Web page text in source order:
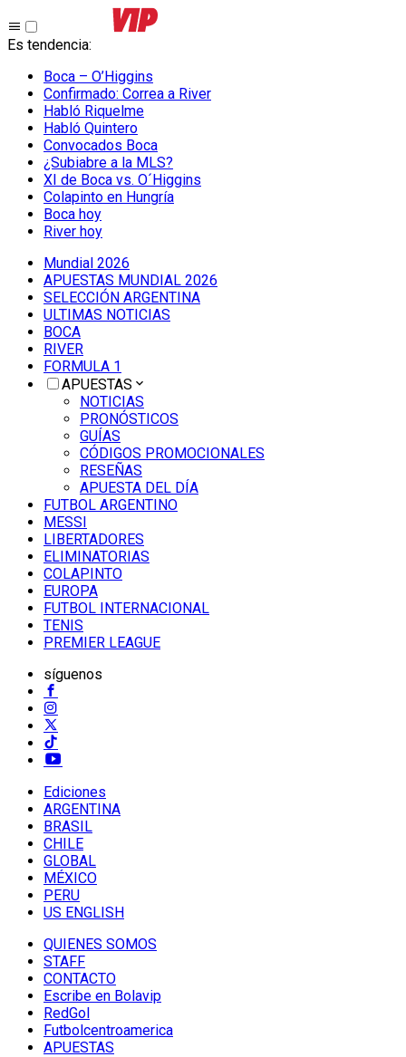
Es tendencia:
Boca – O’Higgins
Confirmado: Correa a River
Habló Riquelme
Habló Quintero
Convocados Boca
¿Subiabre a la MLS?
XI de Boca vs. O´Higgins
Colapinto en Hungría
Boca hoy
River hoy
Mundial 2026
APUESTAS MUNDIAL 2026
SELECCIÓN ARGENTINA
ULTIMAS NOTICIAS
BOCA
RIVER
FORMULA 1
APUESTAS
NOTICIAS
PRONÓSTICOS
GUÍAS
CÓDIGOS PROMOCIONALES
RESEÑAS
APUESTA DEL DÍA
FUTBOL ARGENTINO
MESSI
LIBERTADORES
ELIMINATORIAS
COLAPINTO
EUROPA
FUTBOL INTERNACIONAL
TENIS
PREMIER LEAGUE
síguenos
Ediciones
ARGENTINA
BRASIL
CHILE
GLOBAL
MÉXICO
PERU
US ENGLISH
QUIENES SOMOS
STAFF
CONTACTO
Escribe en Bolavip
RedGol
Futbolcentroamerica
APUESTAS